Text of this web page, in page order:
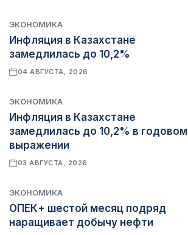
ЭКОНОМИКА
Инфляция в Казахстане
замедлилась до 10,2%
04 АВГУСТА, 2026
ЭКОНОМИКА
Инфляция в Казахстане
замедлилась до 10,2% в годовом
выражении
03 АВГУСТА, 2026
ЭКОНОМИКА
ОПЕК+ шестой месяц подряд
наращивает добычу нефти